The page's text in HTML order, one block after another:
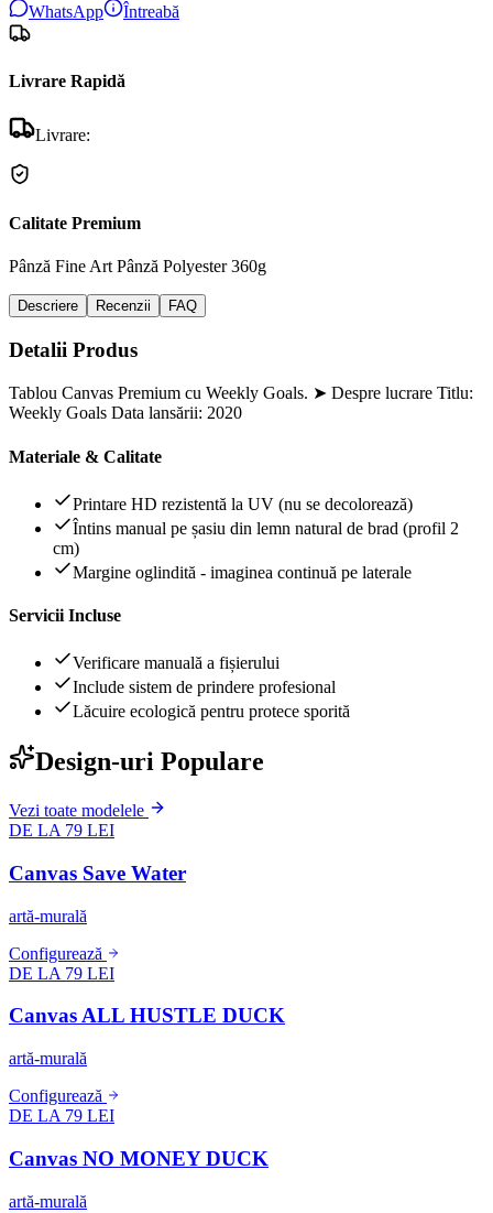
WhatsApp Întreabă
Livrare Rapidă
Livrare:
Calitate Premium
Pânză Fine Art Pânză Polyester 360g
Descriere Recenzii FAQ
Detalii Produs
Tablou Canvas Premium cu Weekly Goals. ➤ Despre lucrare Titlu:
Weekly Goals Data lansării: 2020
Materiale & Calitate
Printare HD rezistentă la UV (nu se decolorează)
Întins manual pe șasiu din lemn natural de brad (profil 2
cm)
Margine oglindită - imaginea continuă pe laterale
Servicii Incluse
Verificare manuală a fișierului
Include sistem de prindere profesional
Lăcuire ecologică pentru protece sporită
Design-uri Populare
Vezi toate modelele
DE LA 79 LEI
Canvas Save Water
artă-murală
Configurează
DE LA 79 LEI
Canvas ALL HUSTLE DUCK
artă-murală
Configurează
DE LA 79 LEI
Canvas NO MONEY DUCK
artă-murală